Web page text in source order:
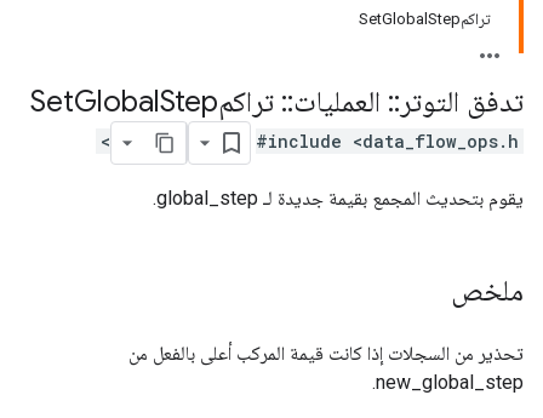
تراكمSetGlobalStep
تدفق التوتر :: العمليات:: تراكمSet GlobalStep
#include <data_flow_ops.h>
يقوم بتحديث المجمع بقيمة جديدة لـ global_step.
ملخص
تحذير من السجلات إذا كانت قيمة المركب أعلى بالفعل من
new_global_step.